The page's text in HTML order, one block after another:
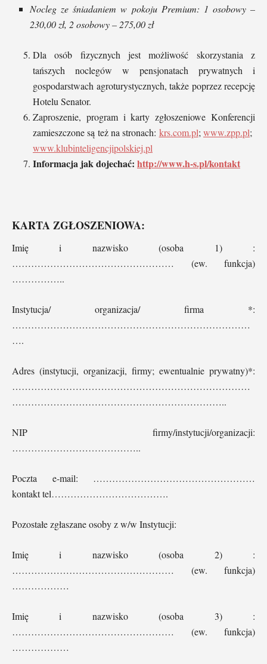
Nocleg ze śniadaniem w pokoju Premium: 1 osobowy –
230,00 zł, 2 osobowy – 275,00 zł
Dla osób fizycznych jest możliwość skorzystania z
tańszych noclegów w pensjonatach prywatnych i
gospodarstwach agroturystycznych, także poprzez recepcję
Hotelu Senator.
Zaproszenie, program i karty zgłoszeniowe Konferencji
zamieszczone są też na stronach: krs.com.pl;www.zpp.pl;
www.klubinteligencjipolskiej.pl
Informacja jak dojechać: http://www.h-s.pl/kontakt
KARTA ZGŁOSZENIOWA:
Imię i nazwisko (osoba 1) :
…………………………………………… (ew. funkcja)
……………..
Instytucja/ organizacja/ firma *:
…………………………………………………………………
….
Adres (instytucji, organizacji, firmy; ewentualnie prywatny)*:
…………………………………………………………………
…………………………………………………………..
NIP firmy/instytucji/organizacji:
…………………………………..
Poczta e-mail: ……………………………………………
kontakt tel……………………………….
Pozostałe zgłaszane osoby z w/w Instytucji:
Imię i nazwisko (osoba 2) :
…………………………………………… (ew. funkcja)
………………
Imię i nazwisko (osoba 3) :
…………………………………………… (ew. funkcja)
………………